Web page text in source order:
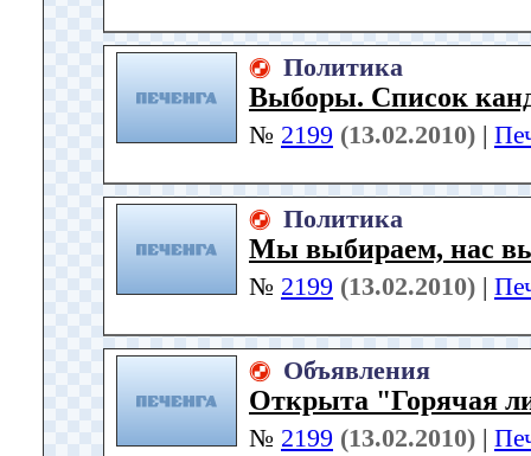
Политика
Выборы. Список
№ 2199 (13.02.2010) |
Политика
Мы выбираем, нас
№ 2199 (13.02.2010) |
Объявления
Открыта "Горячая
№ 2199 (13.02.2010) |